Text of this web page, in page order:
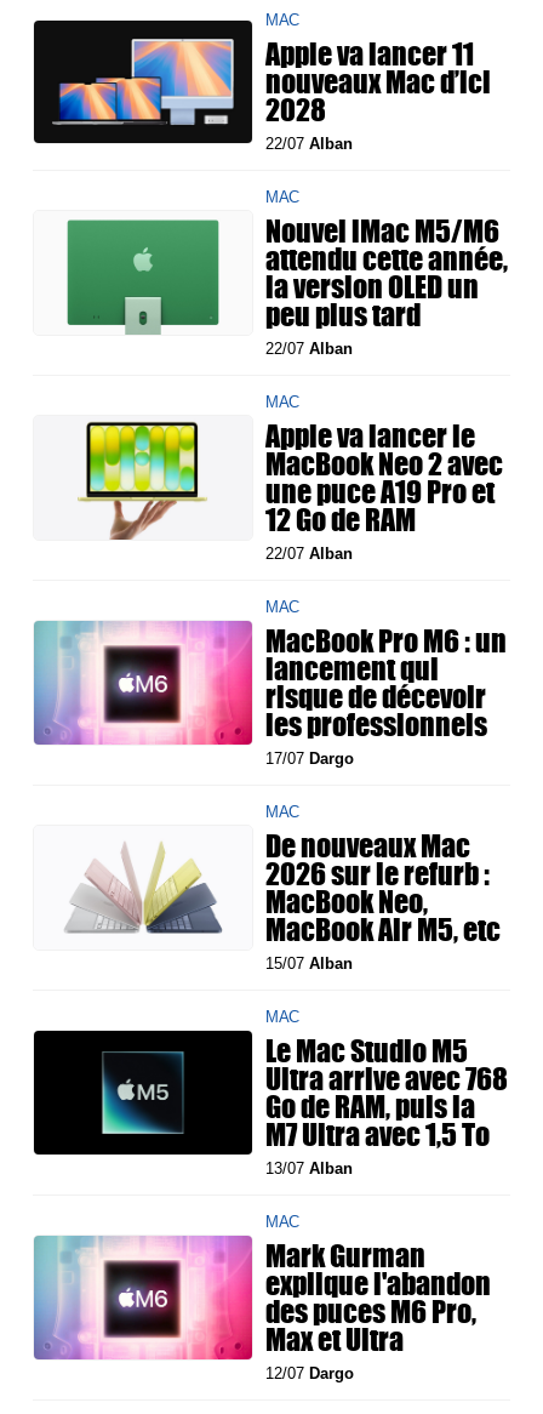
MAC
Apple va lancer 11
nouveaux Mac d’ici
2028
22/07Alban
MAC
Nouvel iMac M5/M6
attendu cette année,
la version OLED un
peu plus tard
22/07Alban
MAC
Apple va lancer le
MacBook Neo 2 avec
une puce A19 Pro et
12 Go de RAM
22/07Alban
MAC
MacBook Pro M6 : un
lancement qui
risque de décevoir
les professionnels
17/07 Dargo
MAC
De nouveaux Mac
2026 sur le refurb :
MacBook Neo,
MacBook Air M5, etc
15/07Alban
MAC
Le Mac Studio M5
Ultra arrive avec 768
Go de RAM, puis la
M7 Ultra avec 1,5 To
13/07Alban
MAC
Mark Gurman
explique l'abandon
des puces M6 Pro,
Max et Ultra
12/07 Dargo